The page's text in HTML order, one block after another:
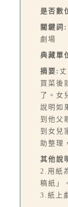
是否數
關鍵詞:
劇場
典藏單
摘要:
買菜後
了。女
說明如
到他父
到女兒
助整理
其他說
2.用紙
稿紙」。
3.紙上